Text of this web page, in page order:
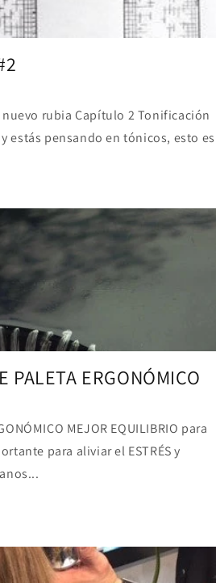
nuevo rubia Capítulo 2 Tonificación
estás pensando en tónicos, esto es
PALETA ERGONÓMICO
MEJOR EQUILIBRIO para
para aliviar el ESTRÉS y